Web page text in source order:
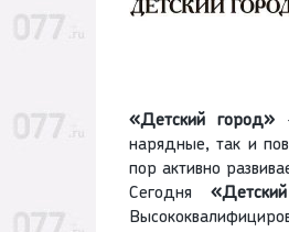
«Детский город»-
нарядные, так и
пор активно
Сегодня